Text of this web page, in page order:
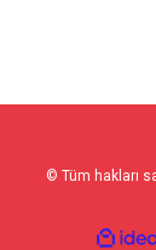
© Tüm hakları